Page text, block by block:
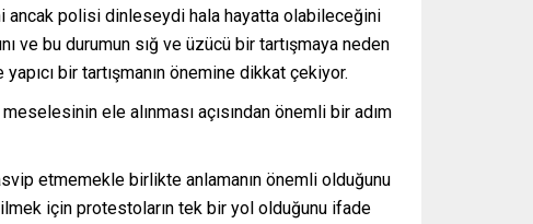
ancak polisi dinleseydi hala hayatta olabileceğini
ve bu durumun sığ ve üzücü bir tartışmaya neden
bir tartışmanın önemine dikkat çekiyor.
ele alınması açısından önemli bir adım
etmemekle birlikte anlamanın önemli olduğunu
için protestoların tek bir yol olduğunu ifade